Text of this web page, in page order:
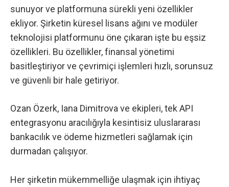
sunuyor ve platformuna sürekli yeni özellikler
ekliyor. Şirketin küresel lisans ağını ve modüler
teknolojisi platformunu öne çıkaran işte bu eşsiz
özellikleri. Bu özellikler, finansal yönetimi
basitleştiriyor ve çevrimiçi işlemleri hızlı, sorunsuz
ve güvenli bir hale getiriyor.
Ozan Özerk, Iana Dimitrova ve ekipleri, tek API
entegrasyonu aracılığıyla kesintisiz uluslararası
bankacılık ve ödeme hizmetleri sağlamak için
durmadan çalışıyor.
Her şirketin mükemmelliğe ulaşmak için ihtiyaç